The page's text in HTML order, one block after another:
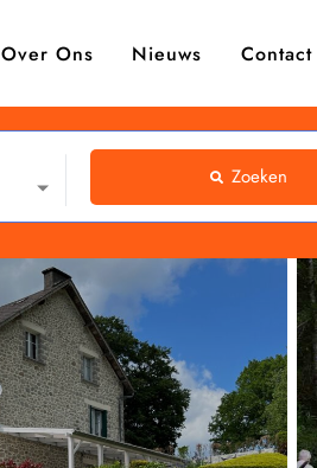
Over Ons Nieuws Contact
Zoeken